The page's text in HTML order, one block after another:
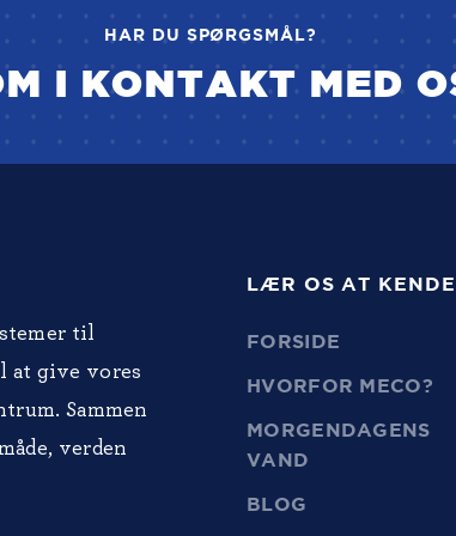
HAR DU SPØRGSMÅL?
I KONTAKT MED
LÆR OS AT KENDE
FORSIDE
HVORFOR MECO?
MORGENDAGENS
VAND
BLOG
til
at give vores
Sammen
verden